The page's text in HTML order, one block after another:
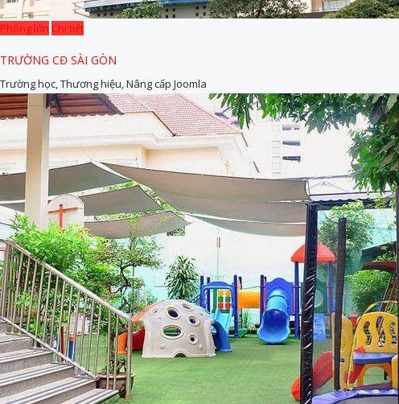
Phóng lớn Chi tiết
TRƯỜNG CĐ SÀI GÒN
Trường học, Thương hiệu, Nâng cấp Joomla